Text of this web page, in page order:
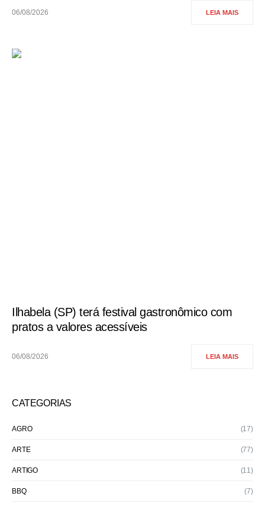
06/08/2026 LEIA MAIS
Ilhabela (SP) terá festival gastronômico com
pratos a valores acessíveis
06/08/2026 LEIA MAIS
CATEGORIAS
AGRO (17)
ARTE (77)
ARTIGO (11)
BBQ (7)